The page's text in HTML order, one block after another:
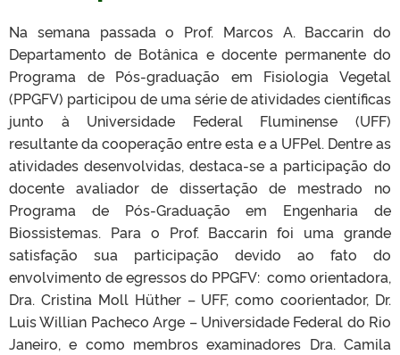
Na semana passada o Prof. Marcos A. Baccarin do
Departamento de Botânica e docente permanente do
Programa de Pós-graduação em Fisiologia Vegetal
(PPGFV) participou de uma série de atividades científicas
junto à Universidade Federal Fluminense (UFF)
resultante da cooperação entre esta e a UFPel. Dentre as
atividades desenvolvidas, destaca-se a participação do
docente avaliador de dissertação de mestrado no
Programa de Pós-Graduação em Engenharia de
Biossistemas. Para o Prof. Baccarin foi uma grande
satisfação sua participação devido ao fato do
envolvimento de egressos do PPGFV: como orientadora,
Dra. Cristina Moll Hüther – UFF, como coorientador, Dr.
Luis Willian Pacheco Arge – Universidade Federal do Rio
Janeiro, e como membros examinadores Dra. Camila